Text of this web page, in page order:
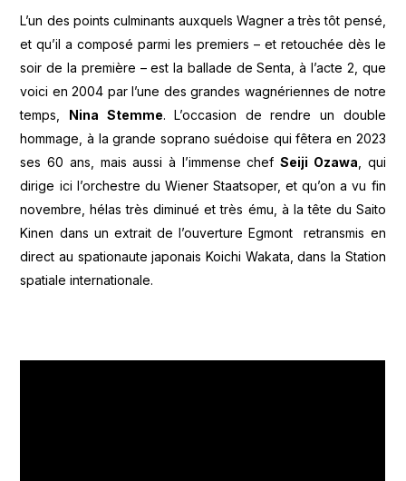
L’un des points culminants auxquels Wagner a très tôt pensé,
et qu’il a composé parmi les premiers – et retouchée dès le
soir de la première – est la ballade de Senta, à l’acte 2, que
voici en 2004 par l’une des grandes wagnériennes de notre
temps, Nina Stemme. L’occasion de rendre un double
hommage, à la grande soprano suédoise qui fêtera en 2023
ses 60 ans, mais aussi à l’immense chefSeiji Ozawa , qui
dirige ici l’orchestre du Wiener Staatsoper, et qu’on a vu fin
novembre, hélas très diminué et très ému, à la tête du Saito
Kinen dans un extrait de l’ouverture Egmont retransmis en
direct au spationaute japonais Koichi Wakata, dans la Station
spatiale internationale.